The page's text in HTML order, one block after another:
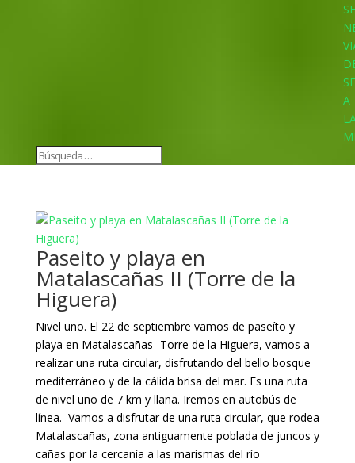
A
Paseito y playa en
Matalascañas II (Torre de la
Higuera)
Nivel uno. El 22 de septiembre vamos de paseíto y
playa en Matalascañas- Torre de la Higuera, vamos a
realizar una ruta circular, disfrutando del bello bosque
mediterráneo y de la cálida brisa del mar. Es una ruta
de nivel uno de 7 km y llana. Iremos en autobús de
línea. Vamos a disfrutar de una ruta circular, que rodea
Matalascañas, zona antiguamente poblada de juncos y
cañas por la cercanía a las marismas del río